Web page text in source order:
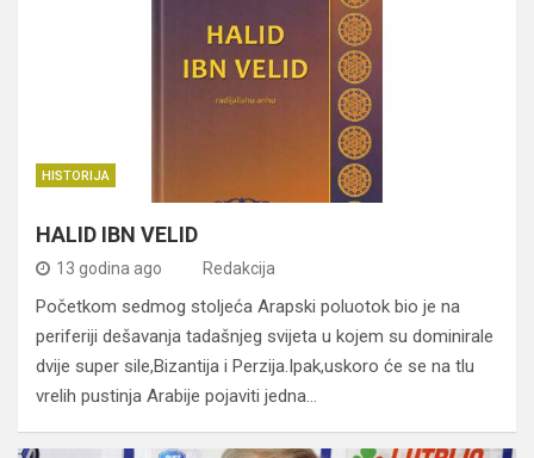
HISTORIJA
HALID IBN VELID
13 godina ago Redakcija
Početkom sedmog stoljeća Arapski poluotok bio je na
periferiji dešavanja tadašnjeg svijeta u kojem su dominirale
dvije super sile,Bizantija i Perzija.Ipak,uskoro će se na tlu
vrelih pustinja Arabije pojaviti jedna…